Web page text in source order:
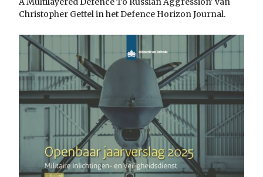
Christopher Gettel in het Defence Horizon Journal.